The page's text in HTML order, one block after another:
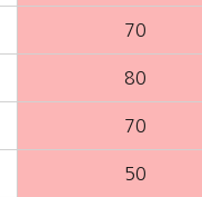
70
80
70
50